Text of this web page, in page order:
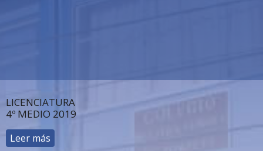
LICENCIATURA
4º MEDIO 2019
Leer más